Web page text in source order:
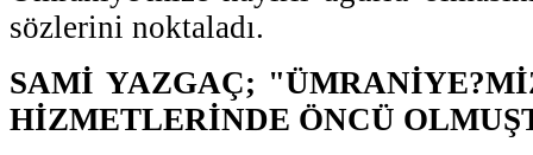
sözlerini noktaladı.
SAMİ YAZGAÇ;
HİZMETLERİNDE ÖNCÜ